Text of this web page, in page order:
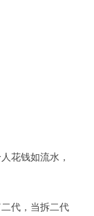
花钱如流水，
代，当拆二代